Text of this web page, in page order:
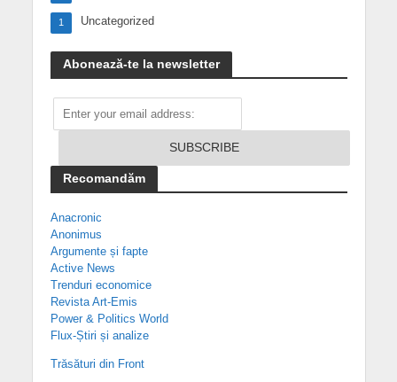
Uncategorized
1
Abonează-te la newsletter
Recomandăm
Anacronic
Anonimus
Argumente și fapte
Active News
Trenduri economice
Revista Art-Emis
Power & Politics World
Flux-Știri și analize
Trăsături din Front